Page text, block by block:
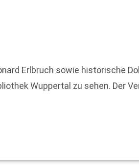
Erlbruch sowie historische
Wuppertal zu sehen. Der